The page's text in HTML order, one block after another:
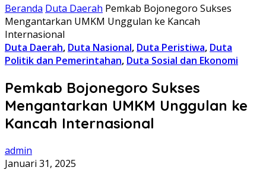
Beranda Duta Daerah Pemkab Bojonegoro Sukses
Mengantarkan UMKM Unggulan ke Kancah
Internasional
Duta Daerah, Duta Nasional, Duta Peristiwa, Duta
Politik dan Pemerintahan, Duta Sosial dan Ekonomi
Pemkab Bojonegoro Sukses
Mengantarkan UMKM Unggulan ke
Kancah Internasional
admin
Januari 31, 2025